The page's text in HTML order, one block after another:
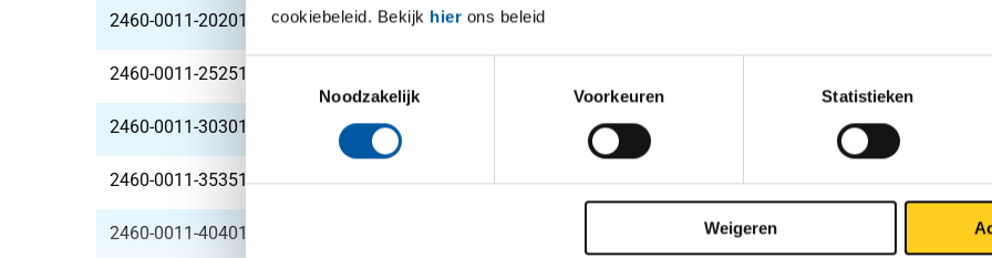
cookiebeleid. Bekijk hier ons beleid
Noodzakelijk
Voorkeuren Statistieken
Weigeren
2460-0011-20201 Rvs Hf gelaste vierk buis 1.4307 (304L) 20x20x1
2460-0011-25251
2460-0011-30301 Rvs Hf gelaste vierk buis 1.4307 (304L) 30x30x1
2460-0011-35351 Rvs Hf gelaste vierk buis 1.4307 (304L) 35x35x1
2460-0011-40401